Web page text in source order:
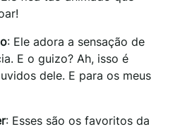
: Ele adora a sensação de
E o guizo? Ah, isso é
dele. E para os meus
: Esses são os favoritos da